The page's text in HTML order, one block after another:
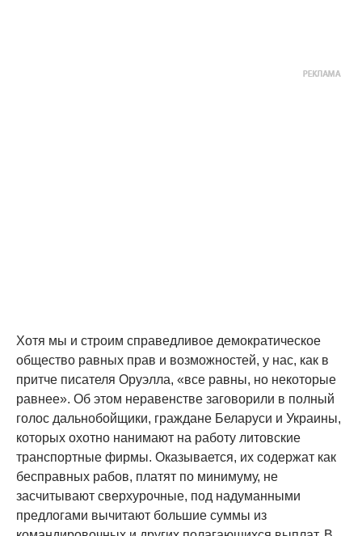
Хотя мы и строим справедливое демократическое
общество равных прав и возможностей, у нас, как в
притче писателя Оруэлла, «все равны, но некоторые
равнее». Об этом неравенстве заговорили в полный
голос дальнобойщики, граждане Беларуси и Украины,
которых охотно нанимают на работу литовские
транспортные фирмы. Оказывается, их содержат как
бесправных рабов, платят по минимуму, не
засчитывают сверхурочные, под надуманными
предлогами вычитают большие суммы из